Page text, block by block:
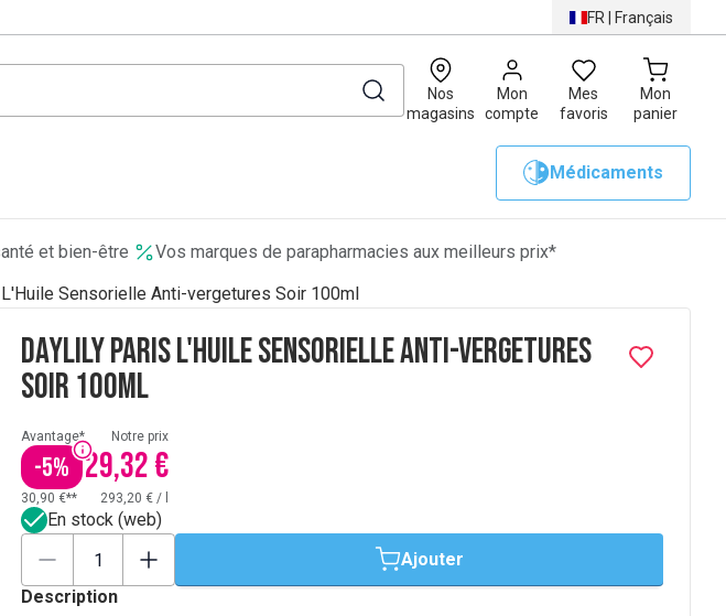
FR | Français
Nos
magasins
Mon
compte
Mes
favoris
Mon
panier
0
Médicaments
et bien-être
Vos marques de parapharmacies aux meilleurs prix*
Sensorielle Anti-vergetures Soir 100ml
Daylily Paris L'Huile Sensorielle Anti-vergetures
Soir 100ml
Avantage*
-5%
Notre prix
29,32 €
30,90 €** 293,20 € /
En stock (web)
Ajouter
Description